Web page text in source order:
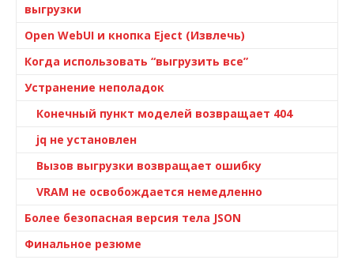
выгрузки
Open WebUI и кнопка Eject (Извлечь)
Когда использовать “выгрузить все”
Устранение неполадок
Конечный пункт моделей возвращает 404
jq не установлен
Вызов выгрузки возвращает ошибку
VRAM не освобождается немедленно
Более безопасная версия тела JSON
Финальное резюме